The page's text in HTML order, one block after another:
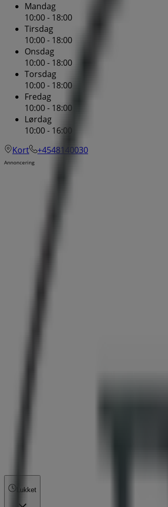
Mandag
10:00 - 18:00
Tirsdag
10:00 - 18:00
Onsdag
10:00 - 18:00
Torsdag
10:00 - 18:00
Fredag
10:00 - 18:00
Lørdag
10:00 - 16:00
Kort
+4548140030
Annoncering
Lukket